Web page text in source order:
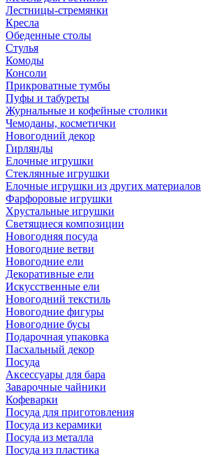
Лестницы-стремянки
Кресла
Обеденные столы
Стулья
Комоды
Консоли
Прикроватные тумбы
Пуфы и табуреты
Журнальные и кофейные столики
Чемоданы, косметички
Новогодний декор
Гирлянды
Елочные игрушки
Стеклянные игрушки
Елочные игрушки из других материалов
Фарфоровые игрушки
Хрустальные игрушки
Светящиеся композиции
Новогодняя посуда
Новогодние ветви
Новогодние ели
Декоративные ели
Искусственные ели
Новогодний текстиль
Новогодние фигуры
Новогодние бусы
Подарочная упаковка
Пасхальный декор
Посуда
Аксессуары для бара
Заварочные чайники
Кофеварки
Посуда для приготовления
Посуда из керамики
Посуда из металла
Посуда из пластика